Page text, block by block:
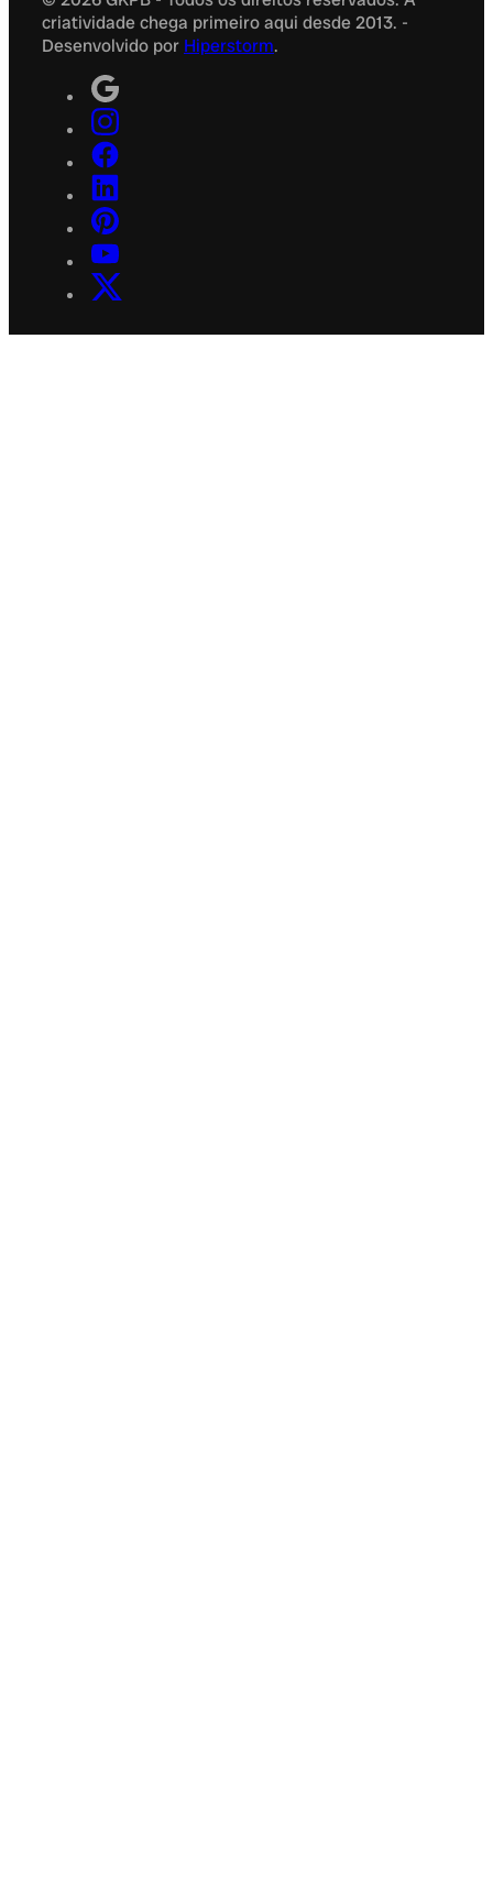
criatividade chega primeiro aqui desde 2013. -
Desenvolvido por Hiperstorm.